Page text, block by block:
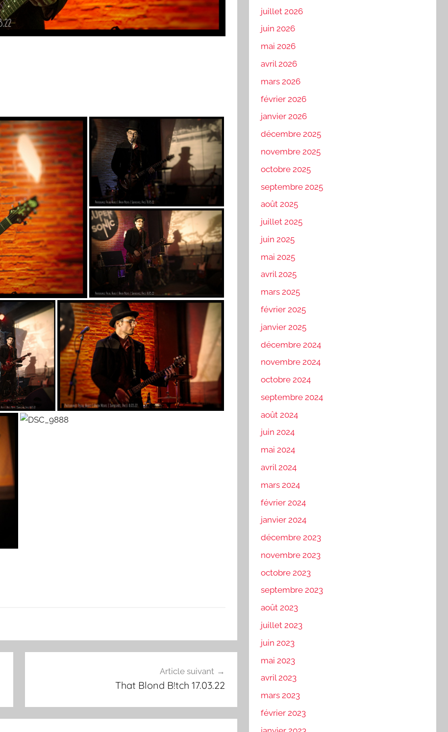
Article suivant
That Blond B!tch 17.03.22
juillet 2026
juin 2026
mai 2026
avril 2026
mars 2026
février 2026
janvier 2026
décembre 2025
novembre 2025
octobre 2025
septembre 2025
août 2025
juillet 2025
juin 2025
mai 2025
avril 2025
mars 2025
février 2025
janvier 2025
décembre 2024
novembre 2024
octobre 2024
septembre 2024
août 2024
juin 2024
mai 2024
avril 2024
mars 2024
février 2024
janvier 2024
décembre 2023
novembre 2023
octobre 2023
septembre 2023
août 2023
juillet 2023
juin 2023
mai 2023
avril 2023
mars 2023
février 2023